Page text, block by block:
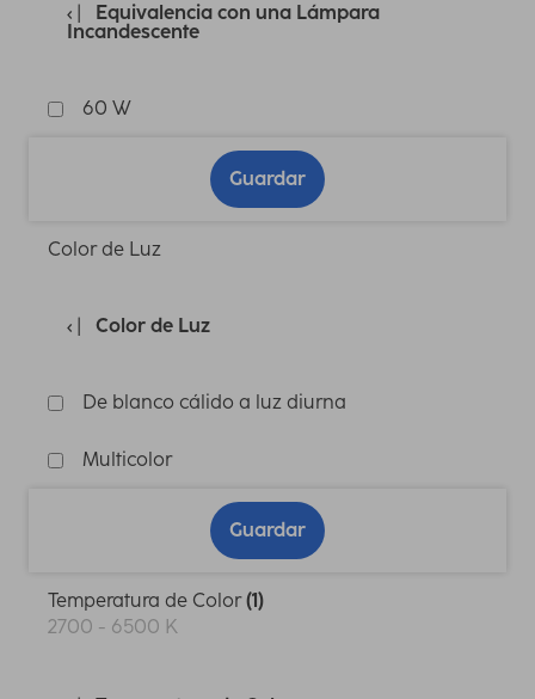
Equivalencia con una Lámpara
Incandescente
60 W
Guardar
Color de Luz
Color de Luz
De blanco cálido a luz diurna
Multicolor
Guardar
Temperatura de Color(1)
2700 - 6500 K